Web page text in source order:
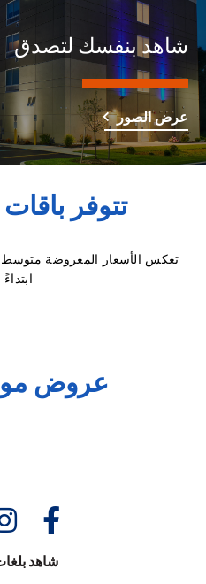
شاهد بنفسك لتصدق
عرض الصور
تتوفر
تعكس الأسعار المعروضة متوسط
عروض
شاهد